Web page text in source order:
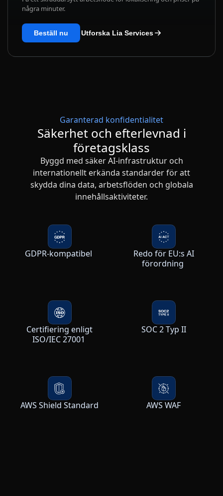
några minuter.
Beställ nu Utforska Lia Services
Garanterad konfidentialitet
Säkerhet och efterlevnad i
företagsklass
Byggd med säker AI-infrastruktur och
internationellt erkända standarder för att
skydda dina data, arbetsflöden och globala
innehållsaktiviteter.
GDPR-kompatibel
Redo för EU:s AI
förordning
Certifiering enligt
ISO/IEC 27001
SOC 2 Typ II
AWS Shield Standard AWS WAF